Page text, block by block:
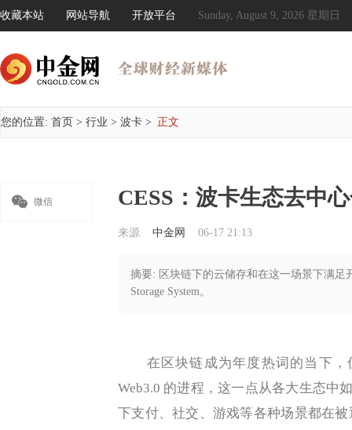
收藏本站 网站导航 开放平台 Sunday, August 9, 2026 星期日
您的位置: 首页 > 行业 > 波卡 > 正文
 微信 CESS：波卡生态去中
来源 中金网 06-17 21:13
摘要: 区块链下的云储存和在这一场景下满足
Storage System。
在区块链成为年度热词的当下，
Web3.0 的进程，这一点从各大生态中
下支付、社交、游戏等各种场景都在